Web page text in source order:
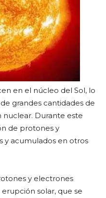
en el núcleo del Sol, lo
grandes cantidades de
nuclear. Durante este
de protones y
y acumulados en otros
y electrones
solar, que se